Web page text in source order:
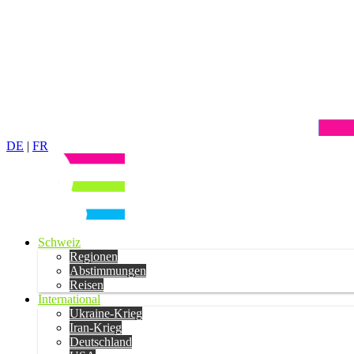
DE | FR
Schweiz
Regionen
Abstimmungen
Reisen
International
Ukraine-Krieg
Iran-Krieg
Deutschland